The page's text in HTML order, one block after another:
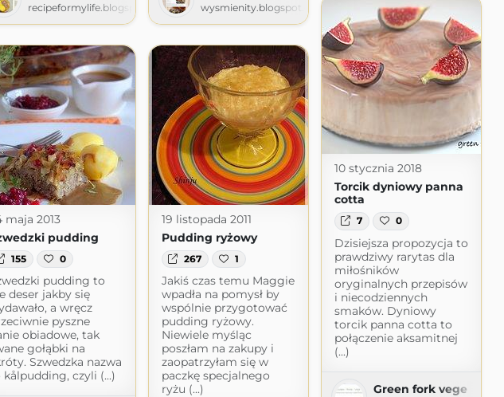
recipeformylife.blogspot.com wysmienity.blogspot.com
10 stycznia 2018
Torcik dyniowy panna
cotta
7 0
Dzisiejsza propozycja to
prawdziwy rarytas dla
miłośników
oryginalnych przepisów
i niecodziennych
smaków. Dyniowy
torcik panna cotta to
połączenie aksamitnej
(...)
Green fork vege
maja 2013
pudding
155 0
pudding to
deser jakby się
a wręcz
pyszne
obiadowe, tak
gołąbki na
Szwedzka nazwa
kålpudding, czyli (...)
19 listopada 2011
Pudding ryżowy
267 1
Jakiś czas temu Maggie
wpadła na pomysł by
wspólnie przygotować
pudding ryżowy.
Niewiele myśląc
poszłam na zakupy i
zaopatrzyłam się w
paczkę specjalnego
ryżu (...)